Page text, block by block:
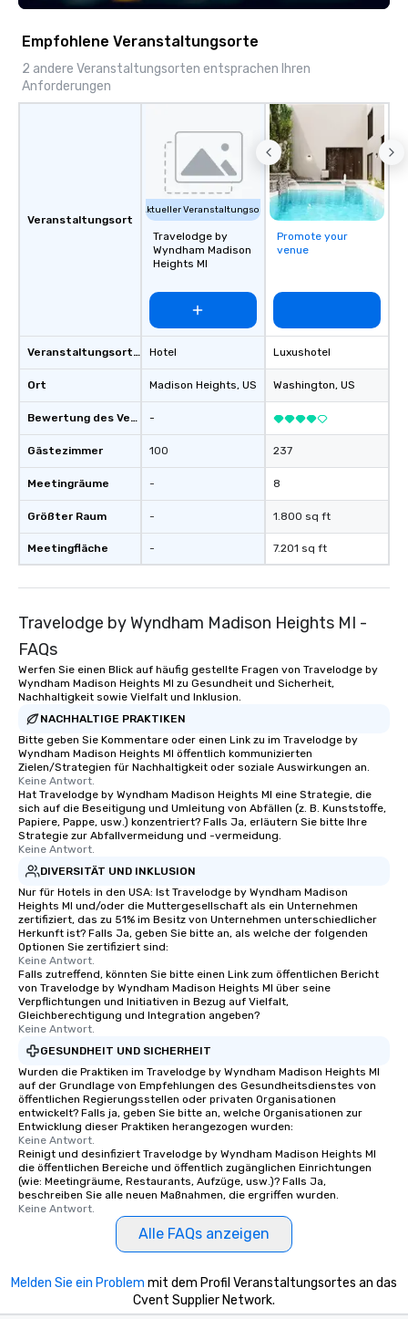
Empfohlene Veranstaltungsorte
2 andere Veranstaltungsorten entsprachen Ihren
Anforderungen
Veranstaltungsort
Veranstaltungsortstyp
Ort
Bewertung des Veranstaltungsortes
Gästezimmer
Meetingräume
Größter Raum
Meetingfläche
Aktueller Veranstaltungsort
Travelodge by
Wyndham Madison
Heights MI
Hotel
Madison Heights, US
-
100
-
-
-
Promote your
venue
Luxushotel
Washington, US
237
8
1.800 sq ft
7.201 sq ft
Travelodge by Wyndham Madison Heights MI -
FAQs
Werfen Sie einen Blick auf häufig gestellte Fragen von Travelodge by
Wyndham Madison Heights MI zu Gesundheit und Sicherheit,
Nachhaltigkeit sowie Vielfalt und Inklusion.
NACHHALTIGE PRAKTIKEN
Bitte geben Sie Kommentare oder einen Link zu im Travelodge by
Wyndham Madison Heights MI öffentlich kommunizierten
Zielen/Strategien für Nachhaltigkeit oder soziale Auswirkungen an.
Keine Antwort.
Hat Travelodge by Wyndham Madison Heights MI eine Strategie, die
sich auf die Beseitigung und Umleitung von Abfällen (z. B. Kunststoffe,
Papiere, Pappe, usw.) konzentriert? Falls Ja, erläutern Sie bitte Ihre
Strategie zur Abfallvermeidung und -vermeidung.
Keine Antwort.
DIVERSITÄT UND INKLUSION
Nur für Hotels in den USA: Ist Travelodge by Wyndham Madison
Heights MI und/oder die Muttergesellschaft als ein Unternehmen
zertifiziert, das zu 51% im Besitz von Unternehmen unterschiedlicher
Herkunft ist? Falls Ja, geben Sie bitte an, als welche der folgenden
Optionen Sie zertifiziert sind:
Keine Antwort.
Falls zutreffend, könnten Sie bitte einen Link zum öffentlichen Bericht
von Travelodge by Wyndham Madison Heights MI über seine
Verpflichtungen und Initiativen in Bezug auf Vielfalt,
Gleichberechtigung und Integration angeben?
Keine Antwort.
GESUNDHEIT UND SICHERHEIT
Wurden die Praktiken im Travelodge by Wyndham Madison Heights MI
auf der Grundlage von Empfehlungen des Gesundheitsdienstes von
öffentlichen Regierungsstellen oder privaten Organisationen
entwickelt? Falls ja, geben Sie bitte an, welche Organisationen zur
Entwicklung dieser Praktiken herangezogen wurden:
Keine Antwort.
Reinigt und desinfiziert Travelodge by Wyndham Madison Heights MI
die öffentlichen Bereiche und öffentlich zugänglichen Einrichtungen
(wie: Meetingräume, Restaurants, Aufzüge, usw.)? Falls Ja,
beschreiben Sie alle neuen Maßnahmen, die ergriffen wurden.
Keine Antwort.
Alle FAQs anzeigen
Melden Sie ein Problem mit dem Profil Veranstaltungsortes an das
Cvent Supplier Network.